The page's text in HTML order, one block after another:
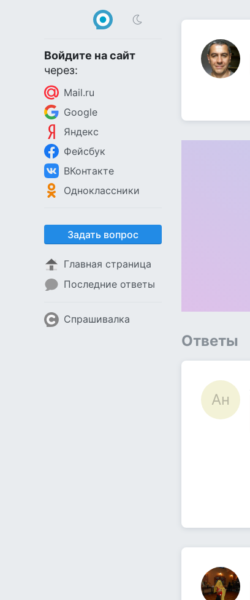
Войдите на сайт
через:
Mail.ru
Google
Яндекс
Фейсбук
ВКонтакте
Одноклассники
Задать вопрос
Главная страница
Последние ответы
Спрашивалка
Ответы
Ан